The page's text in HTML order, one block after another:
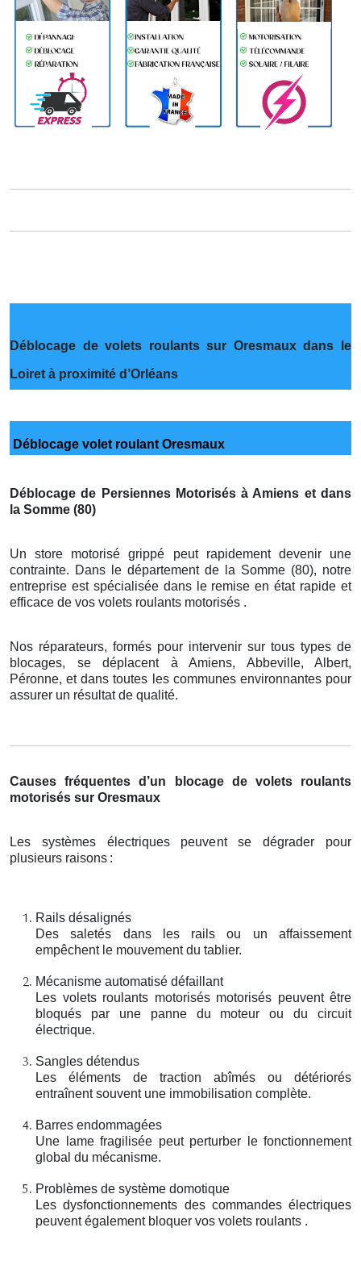
Déblocage de volets roulants sur Oresmaux dans le
Loiret à proximité d’Orléans
Déblocage volet roulant Oresmaux
Déblocage de Persiennes Motorisés à Amiens et dans
la Somme (80)
Un store motorisé grippé peut rapidement devenir une
contrainte. Dans le département de la Somme (80), notre
entreprise est spécialisée dans le remise en état rapide et
efficace de vos volets roulants motorisés .
Nos réparateurs, formés pour intervenir sur tous types de
blocages, se déplacent à Amiens, Abbeville, Albert,
Péronne, et dans toutes les communes environnantes pour
assurer un résultat de qualité.
Causes fréquentes d’un blocage de volets roulants
motorisés sur Oresmaux
Les systèmes électriques peuvent se dégrader pour
plusieurs raisons :
Rails désalignés
Des saletés dans les rails ou un affaissement
empêchent le mouvement du tablier.
Mécanisme automatisé défaillant
Les volets roulants motorisés motorisés peuvent être
bloqués par une panne du moteur ou du circuit
électrique.
Sangles détendus
Les éléments de traction abîmés ou détériorés
entraînent souvent une immobilisation complète.
Barres endommagées
Une lame fragilisée peut perturber le fonctionnement
global du mécanisme.
Problèmes de système domotique
Les dysfonctionnements des commandes électriques
peuvent également bloquer vos volets roulants .